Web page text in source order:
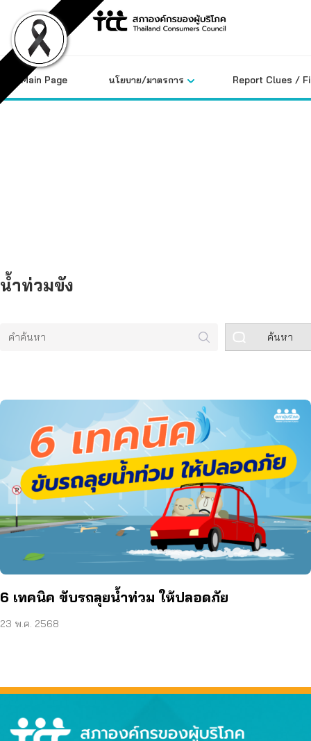
content
Main Page นโยบาย/มาตรการ Report Clues /
น้ำท่วมขัง
ค้นหา
6 เทคนิค ขับรถลุยน้ำท่วม ให้ปลอดภัย
23 พ.ค. 2568